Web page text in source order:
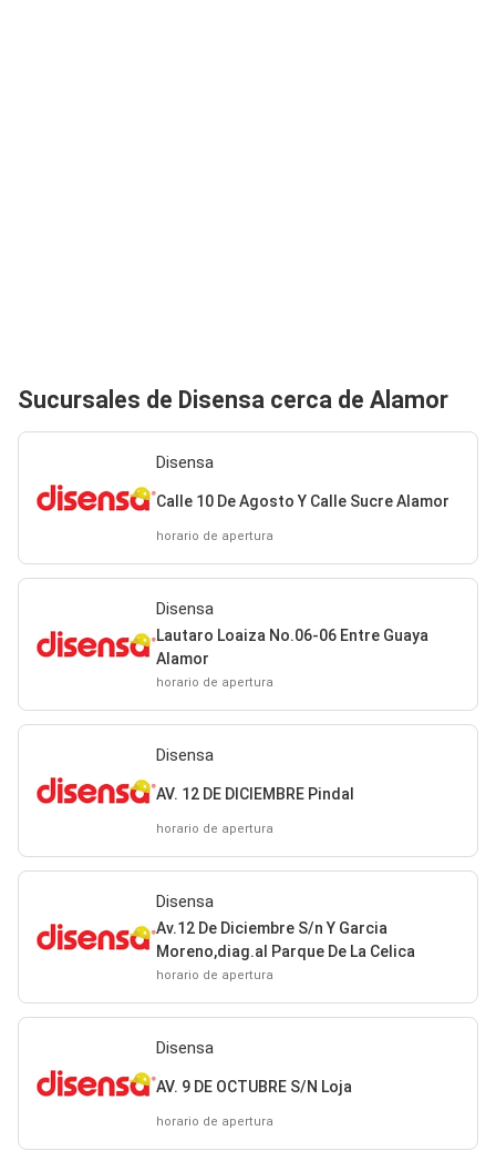
Sucursales de Disensa cerca de Alamor
Disensa
Calle 10 De Agosto Y Calle Sucre Alamor
horario de apertura
Disensa
Lautaro Loaiza No.06-06 Entre Guaya
Alamor
horario de apertura
Disensa
AV. 12 DE DICIEMBRE Pindal
horario de apertura
Disensa
Av.12 De Diciembre S/n Y Garcia
Moreno,diag.al Parque De La Celica
horario de apertura
Disensa
AV. 9 DE OCTUBRE S/N Loja
horario de apertura